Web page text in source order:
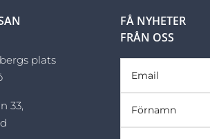
plats
33,
FÅ NYHETER
FRÅN OSS